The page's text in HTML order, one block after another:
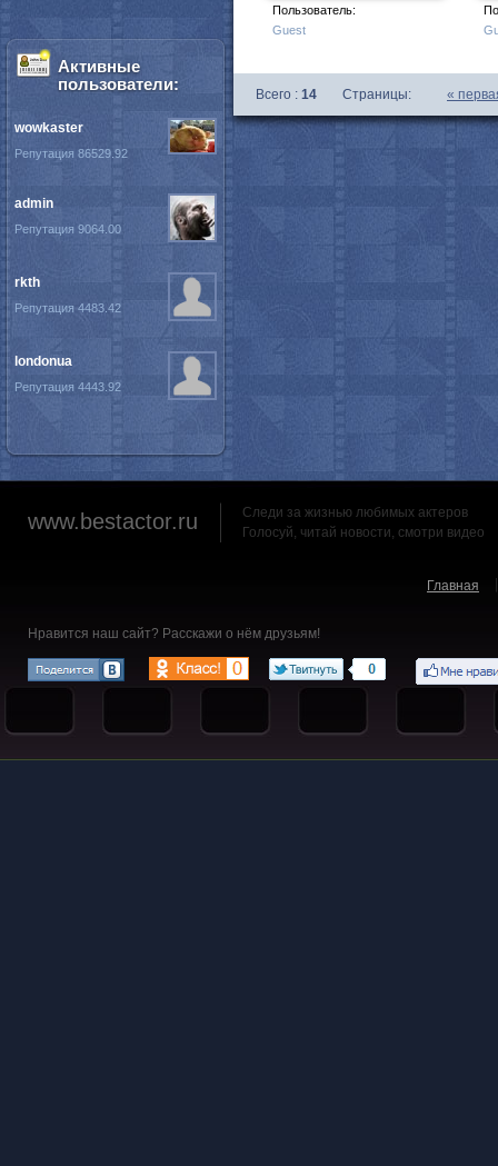
Пользователь:
Guest
Всего : 14 Страницы: «
Активные
пользователи:
wowkaster
Репутация 86529.92
admin
Репутация 9064.00
rkth
Репутация 4483.42
londonua
Репутация 4443.92
www.bestactor.ru
Следи за жизнью любимых актеров
Голосуй, читай новости, смотри видео
Главная
Нравится наш сайт? Расскажи о нём друзьям!